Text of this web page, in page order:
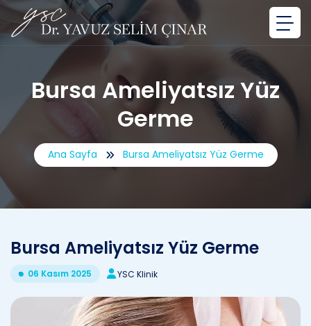
Bursa Ameliyatsız Yüz
Germe
Ana Sayfa Bursa Ameliyatsız Yüz Germe
Bursa Ameliyatsız Yüz Germe
06 Kasım 2025 YSC Klinik